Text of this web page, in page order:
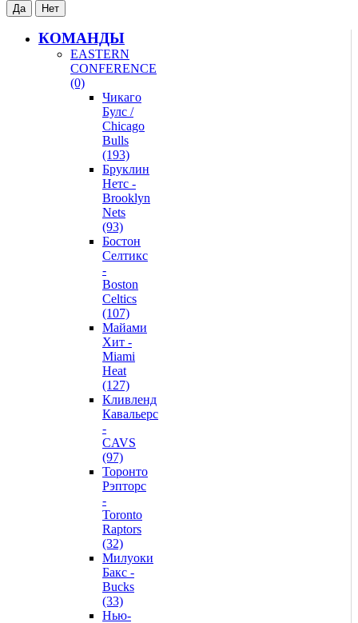
КОМАНДЫ
EASTERN
CONFERENCE
(0)
Чикаго
Булс /
Chicago
Bulls
(193)
Бруклин
Нетс -
Brooklyn
Nets
(93)
Бостон
Селтикс
-
Boston
Celtics
(107)
Майами
Хит -
Miami
Heat
(127)
Кливленд
Кавальерс
-
CAVS
(97)
Торонто
Рэпторс
-
Toronto
Raptors
(32)
Милуоки
Бакс -
Bucks
(33)
Нью-